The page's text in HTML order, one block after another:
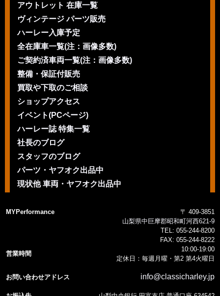
アウトレット 在庫一覧
ヴィンテージ パーツ販売
ハーレー入庫予定
全在庫車一覧(注：画像多数)
ご契約済車両一覧(注：画像多数)
整備・保証付販売
買取や下取のご相談
ショップアクセス
イベント(PCページ)
ハーレー誌 特集一覧
社長のブログ
スタッフのブログ
パーツ・ヤフオク出品中
現状他 車両・ヤフオク出品中
MYPerformance
〒 409-3851
山梨県中巨摩郡昭和町河西621-9
TEL: 055-244-8200
FAX: 055-244-8222
営業時間
10:00-19:00
定休日：毎週月曜・第2 第4火曜日
お問い合わせアドレス info@classicharley.jp